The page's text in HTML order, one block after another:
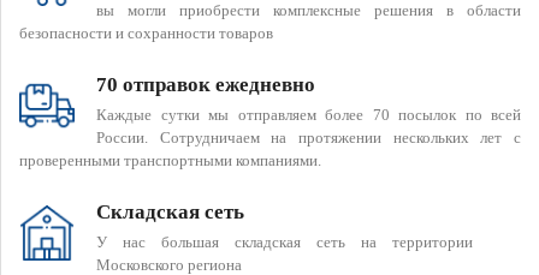
вы могли приобрести комплексные решения в области
безопасности и сохранности товаров
70 отправок ежедневно
Каждые сутки мы отправляем более 70 посылок по всей
России. Сотрудничаем на протяжении нескольких лет с
проверенными транспортными компаниями.
Складская сеть
У нас большая складская сеть на территории
Московского региона